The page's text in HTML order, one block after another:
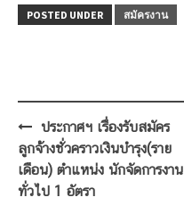
POSTED UNDER สมัครงาน
Post
navigation
ประกาศฯ เรื่องรับสมัคร
ลูกจ้างชั่วคราวเงินบำรุง(ราย
เดือน) ตำแหน่ง นักจัดการงาน
ทั่วไป 1 อัตรา